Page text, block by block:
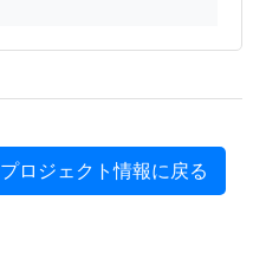
プロジェクト情報に戻る